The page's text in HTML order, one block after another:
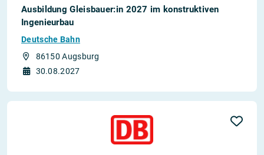
Ausbildung Gleisbauer:in 2027 im konstruktiven
Ingenieurbau
Deutsche Bahn
86150 Augsburg
30.08.2027